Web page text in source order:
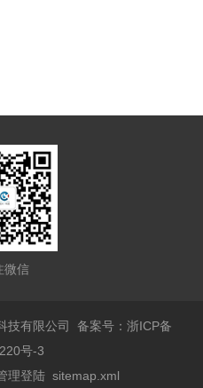
微信
技有限公司备案号：浙ICP备
号-3
理登陆 sitemap.xml